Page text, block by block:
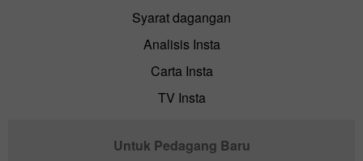
Syarat dagangan
Analisis Insta
Carta Insta
TV Insta
Untuk Pedagang Baru